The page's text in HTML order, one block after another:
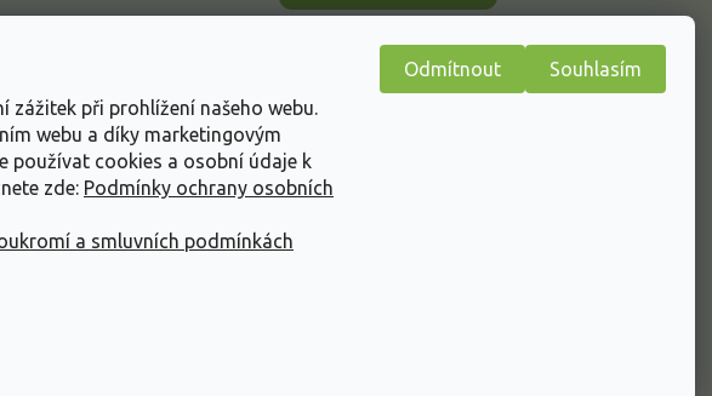
zážitek při prohlížení našeho webu.
webu a díky marketingovým
používat cookies a osobní údaje k
zde: Podmínky ochrany osobních
a smluvních podmínkách
Odmítnout Souhlasím